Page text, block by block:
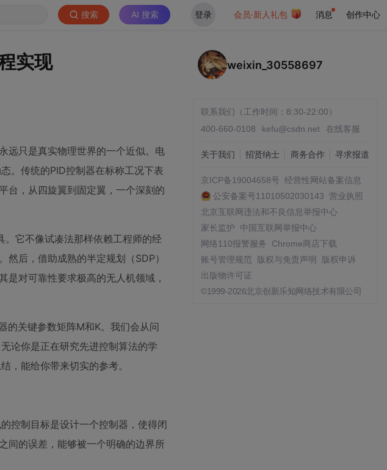
搜索 AI 搜索 登录 会员·新人礼包 消息 创作中心
实现
远只是真实物理世界的一个近似。电
。传统的PID控制器在标称工况下表
台，从四旋翼到固定翼，一个深刻的
。它不像试凑法那样依赖工程师的经
后，借助成熟的半定规划（SDP）
是对可靠性要求极高的无人机领域，
的关键参数矩阵M和K。我们会从问
论你是正在研究先进控制算法的学
，能给你带来切实的参考。
控制目标是设计一个控制器，使得闭
间的误差，能够被一个明确的边界所
weixin_30558697
联系我们（工作时间：8:30-22:00）
400-660-0108
kefu@csdn.net 在线客服
关于我们 招贤纳士 商务合作 寻求报道
京ICP备19004658号 经营性网站备案信息
公安备案号11010502030143 营业执照
北京互联网违法和不良信息举报中心
家长监护
中国互联网举报中心
网络110报警服务
Chrome商店下载
账号管理规范
版权与免责声明
版权申诉
出版物许可证
©1999-2026北京创新乐知网络技术有限公司